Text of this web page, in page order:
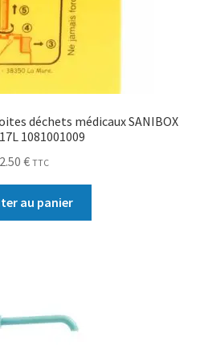
déchets médicaux SANIBOX
1081001009
2.50 € TTC
au panier